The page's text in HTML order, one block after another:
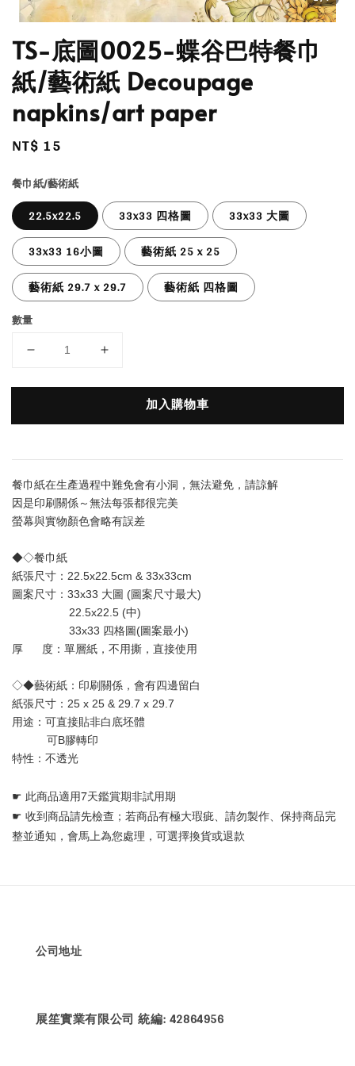
TS-底圖0025-蝶谷巴特餐巾
紙/藝術紙 Decoupage
napkins/art paper
Regular
NT$ 15
餐巾紙/藝術紙
22.5x22.5 33x33 四格圖
33x33 大圖
33x33 16小圖
藝術紙 25 x 25
藝術紙 29.7 x 29.7
藝術紙 四格圖
數量
加入購物車
餐巾紙在生產過程中難免會有小洞，無法避免，請諒解
因是印刷關係～無法每張都很完美
螢幕與實物顏色會略有誤差
◆◇餐巾紙
紙張尺寸：22.5x22.5cm & 33x33cm
圖案尺寸：33x33 大圖 (圖案尺寸最大)
22.5x22.5 (中)
33x33 四格圖(圖案最小)
厚      度：單層紙 ，不用撕，直接使用
◇◆藝術紙：印刷關係，會有四邊留白
紙張尺寸：25 x 25 & 29.7 x 29.7
用途：可直接貼非白底坯體
可B膠轉印
特性：不透光
☛ 此商品適用7天鑑賞期非試用期
☛ 收到商品請先檢查；若商品有極大瑕疵、請勿製作、保持商品完
整並通知，會馬上為您處理，可選擇換貨或退款
公司地址
展笙實業有限公司 統編: 42864956